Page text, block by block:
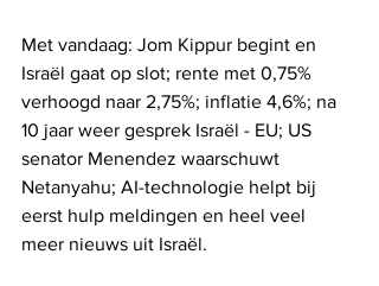
Met vandaag: Jom Kippur begint en
Israël gaat op slot; rente met 0,75%
verhoogd naar 2,75%; inflatie 4,6%; na
10 jaar weer gesprek Israël - EU; US
senator Menendez waarschuwt
Netanyahu; AI-technologie helpt bij
eerst hulp meldingen en heel veel
meer nieuws uit Israël.